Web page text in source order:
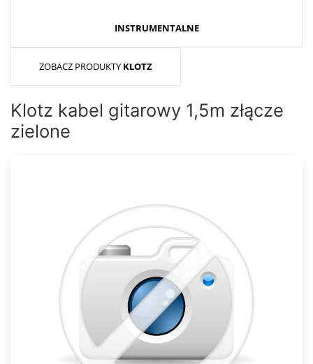
INSTRUMENTALNE
ZOBACZ PRODUKTY KLOTZ
Klotz kabel gitarowy 1,5m złącze
zielone